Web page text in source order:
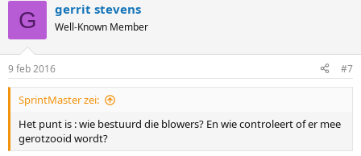
n
s
:
G gerrit stevens
Well-Known Member
9 feb 2016 #7
SprintMaster zei:
Het punt is : wie bestuurd die blowers? En wie controleert of er mee
gerotzooid wordt?